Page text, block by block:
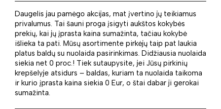
Daugelis jau pamėgo akcijas, mat įvertino jų teikiamus
privalumus. Tai šauni proga įsigyti aukštos kokybės
prekių, kai jų įprasta kaina sumažinta, tačiau kokybė
išlieka ta pati. Mūsų asortimente pirkėjų taip pat laukia
platus baldų su nuolaida pasirinkimas. Didžiausia nuolaida
siekia net 0 proc.! Tiek sutaupysite, jei Jūsų pirkinių
krepšelyje atsidurs – baldas, kuriam ta nuolaida taikoma
ir kurio įprasta kaina siekia 0 Eur, o štai dabar ji gerokai
sumažinta.